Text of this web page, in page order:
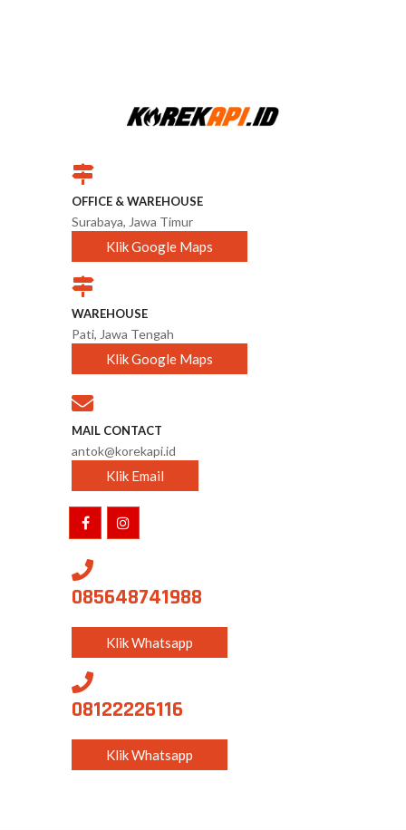
OFFICE & WAREHOUSE
Surabaya, Jawa Timur
Klik Google Maps
WAREHOUSE
Pati, Jawa Tengah
Klik Google Maps
MAIL CONTACT
antok@korekapi.id
Klik Email
085648741988
Klik Whatsapp
08122226116
Klik Whatsapp